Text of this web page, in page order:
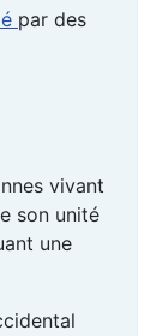
par des
vivant
son unité
une